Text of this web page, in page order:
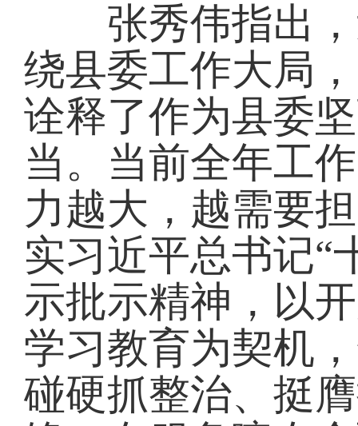
张秀伟指出，
绕县委工作大局
诠释了作为县委
当。当前全年工
力越大，越需要
实习近平总书记“
示批示精神，以
学习教育为契机
碰硬抓整治、挺